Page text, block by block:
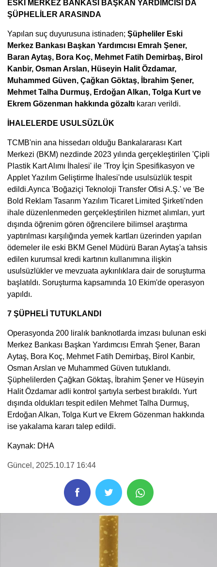
ESKİ MERKEZ BANKASI BAŞKAN YARDIMCISI DA
ŞÜPHELİLER ARASINDA
Yapılan suç duyurusuna istinaden; Şüpheliler Eski
Merkez Bankası Başkan Yardımcısı Emrah Şener,
Baran Aytaş, Bora Koç, Mehmet Fatih Demirbaş, Birol
Kanbir, Osman Arslan, Hüseyin Halit Özdamar,
Muhammed Güven, Çağkan Göktaş, İbrahim Şener,
Mehmet Talha Durmuş, Erdoğan Alkan, Tolga Kurt ve
Ekrem Gözenman hakkında gözaltı kararı verildi.
İHALELERDE USULSÜZLÜK
TCMB'nin ana hissedarı olduğu Bankalararası Kart
Merkezi (BKM) nezdinde 2023 yılında gerçekleştirilen 'Çipli
Plastik Kart Alımı İhalesi' ile 'Troy İçin Spesifikasyon ve
Applet Yazılım Geliştirme İhalesi'nde usulsüzlük tespit
edildi.Ayrıca 'Boğaziçi Teknoloji Transfer Ofisi A.Ş.' ve 'Be
Bold Reklam Tasarım Yazılım Ticaret Limited Şirketi'nden
ihale düzenlenmeden gerçekleştirilen hizmet alımları, yurt
dışında öğrenim gören öğrencilere bilimsel araştırma
yaptırılması karşılığında yemek kartları üzerinden yapılan
ödemeler ile eski BKM Genel Müdürü Baran Aytaş'a tahsis
edilen kurumsal kredi kartının kullanımına ilişkin
usulsüzlükler ve mevzuata aykırılıklara dair de soruşturma
başlatıldı. Soruşturma kapsamında 10 Ekim'de operasyon
yapıldı.
7 ŞÜPHELİ TUTUKLANDI
Operasyonda 200 liralık banknotlarda imzası bulunan eski
Merkez Bankası Başkan Yardımcısı Emrah Şener, Baran
Aytaş, Bora Koç, Mehmet Fatih Demirbaş, Birol Kanbir,
Osman Arslan ve Muhammed Güven tutuklandı.
Şüphelilerden Çağkan Göktaş, İbrahim Şener ve Hüseyin
Halit Özdamar adli kontrol şartıyla serbest bırakıldı. Yurt
dışında oldukları tespit edilen Mehmet Talha Durmuş,
Erdoğan Alkan, Tolga Kurt ve Ekrem Gözenman hakkında
ise yakalama kararı talep edildi.
Kaynak: DHA
Güncel , 2025.10.17 16:44